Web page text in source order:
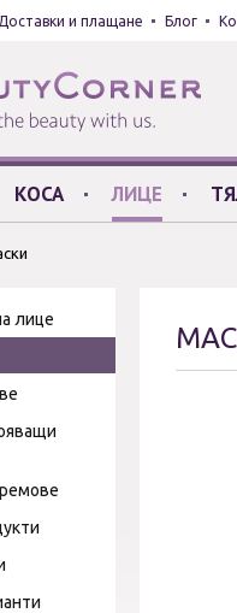
Доставки и плащане Блог
КОСА ЛИЦЕ
лице